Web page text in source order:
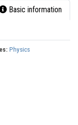
Basic information
Physics